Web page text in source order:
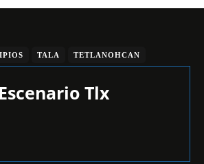
TALA TETLANOHCAN
Escenario Tlx